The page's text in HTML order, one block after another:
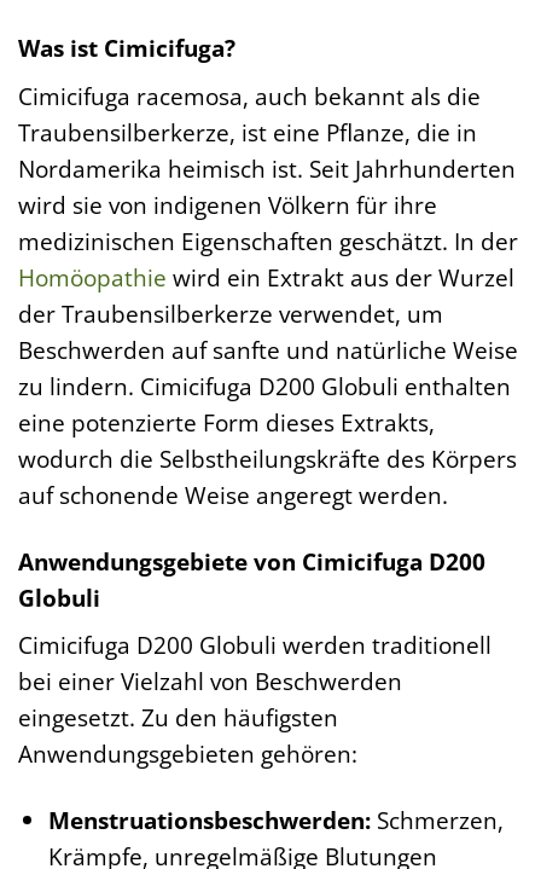
Was ist Cimicifuga?
Cimicifuga racemosa, auch bekannt als die
Traubensilberkerze, ist eine Pflanze, die in
Nordamerika heimisch ist. Seit Jahrhunderten
wird sie von indigenen Völkern für ihre
medizinischen Eigenschaften geschätzt. In der
Homöopathie wird ein Extrakt aus der Wurzel
der Traubensilberkerze verwendet, um
Beschwerden auf sanfte und natürliche Weise
zu lindern. Cimicifuga D200 Globuli enthalten
eine potenzierte Form dieses Extrakts,
wodurch die Selbstheilungskräfte des Körpers
auf schonende Weise angeregt werden.
Anwendungsgebiete von Cimicifuga D200
Globuli
Cimicifuga D200 Globuli werden traditionell
bei einer Vielzahl von Beschwerden
eingesetzt. Zu den häufigsten
Anwendungsgebieten gehören:
Menstruationsbeschwerden:Schmerzen,
Krämpfe, unregelmäßige Blutungen